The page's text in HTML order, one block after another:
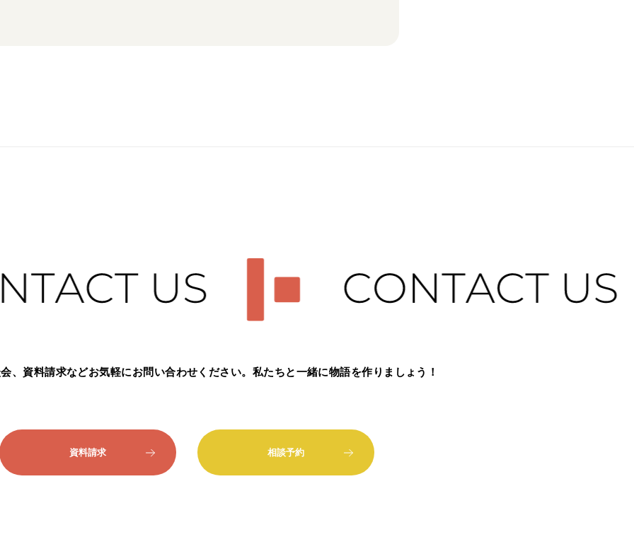
、資料請求などお気軽にお問い合わせください。 私たちと一緒に物語を作りましょう！
資料請求 相談予約